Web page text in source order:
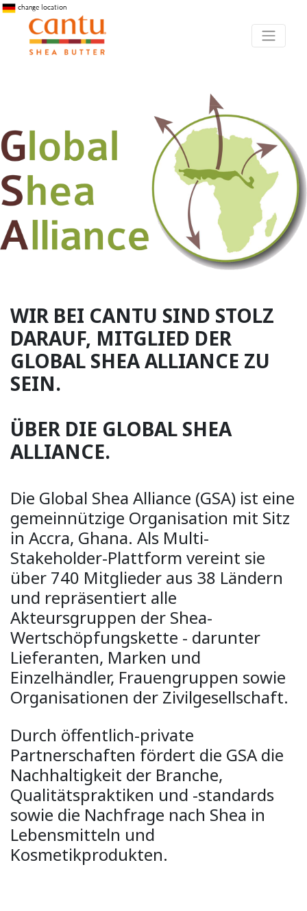
change location
WIR BEI CANTU SIND STOLZ
DARAUF, MITGLIED DER
GLOBAL SHEA ALLIANCE ZU
SEIN.
ÜBER DIE GLOBAL SHEA
ALLIANCE.
Die Global Shea Alliance (GSA) ist eine
gemeinnützige Organisation mit Sitz
in Accra, Ghana. Als Multi-
Stakeholder-Plattform vereint sie
über 740 Mitglieder aus 38 Ländern
und repräsentiert alle
Akteursgruppen der Shea-
Wertschöpfungskette - darunter
Lieferanten, Marken und
Einzelhändler, Frauengruppen sowie
Organisationen der Zivilgesellschaft.
Durch öffentlich-private
Partnerschaften fördert die GSA die
Nachhaltigkeit der Branche,
Qualitätspraktiken und -standards
sowie die Nachfrage nach Shea in
Lebensmitteln und
Kosmetikprodukten.